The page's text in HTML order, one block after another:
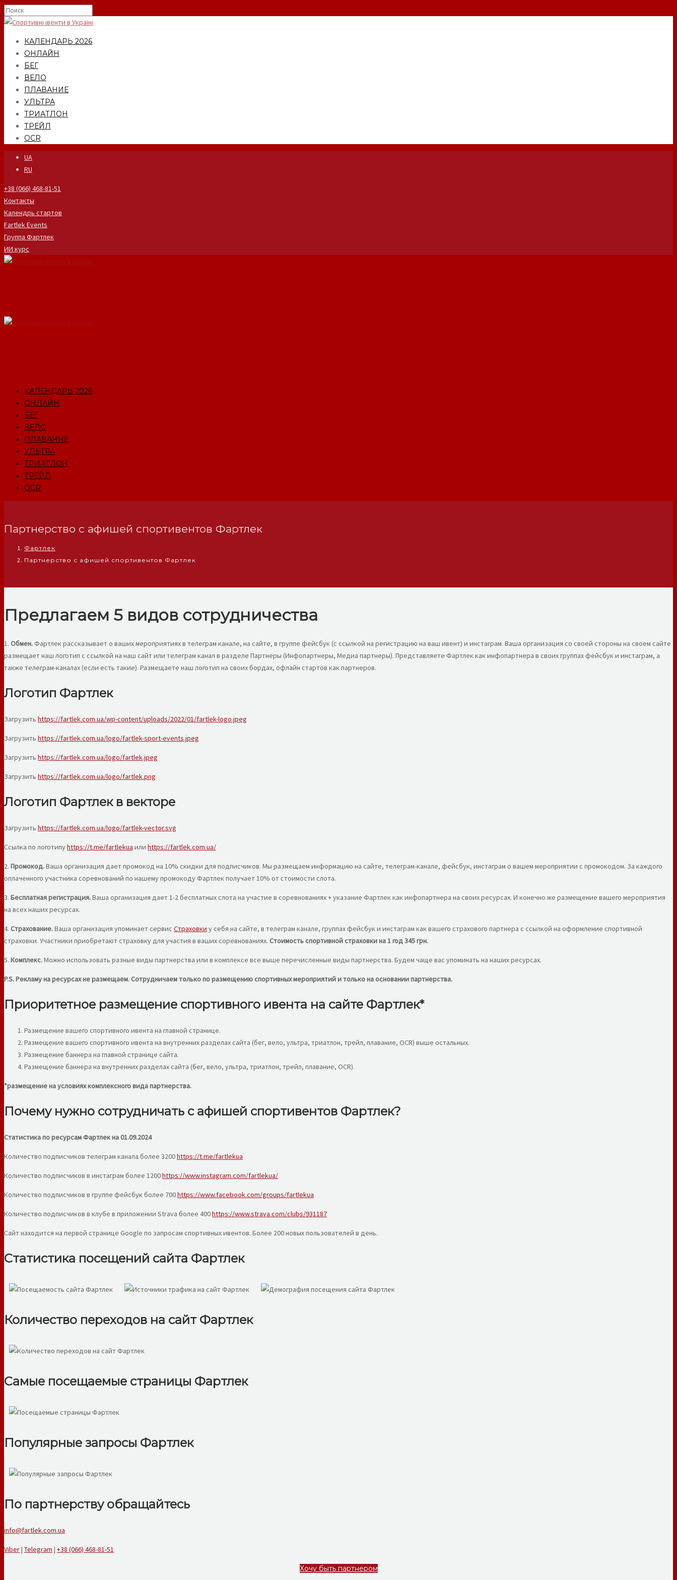
КАЛЕНДАРЬ 2026
ОНЛАЙН
БЕГ
ВЕЛО
ПЛАВАНИЕ
УЛЬТРА
ТРИАТЛОН
ТРЕЙЛ
OCR
UA
RU
+38 (066) 468-81-51
Контакты
Календрь стартов
Fartlek Events
Группа Фартлек
ИИ курс
КАЛЕНДАРЬ 2026
ОНЛАЙН
БЕГ
ВЕЛО
ПЛАВАНИЕ
УЛЬТРА
ТРИАТЛОН
ТРЕЙЛ
OCR
Партнерство с афишей спортивентов Фартлек
Фартлек
Партнерство с афишей спортивентов Фартлек
Предлагаем 5 видов сотрудничества
1. Обмен.Фартлек рассказывает о ваших мероприятиях в телеграм канале, на сайте, в группе фейсбук (с ссылкой на регистрацию на ваш ивент) и инстаграм. Ваша организация со своей стороны на своем сайте
размещает наш логотип с ссылкой на наш сайт или телеграм канал в разделе Партнеры (Инфопартнеры, Медиа партнеры). Представляете Фартлек как инфопартнера в своих группах фейсбук и инстаграм, а
также телеграм-каналах (если есть такие). Размещаете наш логотип на своих бордах, офлайн стартов как партнеров.
Логотип Фартлек
Загрузить https://fartlek.com.ua/wp-content/uploads/2022/01/fartlek-logo.jpeg
Загрузить https://fartlek.com.ua/logo/fartlek-sport-events.jpeg
Загрузить https://fartlek.com.ua/logo/fartlek.jpeg
Загрузить https://fartlek.com.ua/logo/fartlek.png
Логотип Фартлек в векторе
Загрузить https://fartlek.com.ua/logo/fartlek-vector.svg
Ссылка по логотипуhttps://t.me/fartlekua или https://fartlek.com.ua/
2. Промокод.Ваша организация дает промокод на 10% скидки для подписчиков. Мы размещаем информацию на сайте, телеграм-канале, фейсбук, инстаграм о вашем мероприятии с промокодом. За каждого
оплаченного участника соревнований по нашему промокоду Фартлек получает 10% от стоимости слота.
3. Бесплатная регистрация.Ваша организация дает 1-2 бесплатных слота на участие в соревнованиях + указание Фартлек как инфопартнера на своих ресурсах. И конечно же размещение вашего мероприятия
на всех наших ресурсах.
4. Страхование.Ваша организация упоминает сервис Страховки у себя на сайте, в телеграм канале, группах фейсбук и инстаграм как вашего страхового партнера с ссылкой на оформление спортивной
страховки. Участники приобретают страховку для участия в ваших соревнованиях. Стоимость спортивной страховки на 1 год 345 грн.
5. Комплекс.Можно использовать разные виды партнерства или в комплексе все выше перечисленные виды партнерства. Будем чаще вас упоминать на наших ресурсах.
P.S. Рекламу на ресурсах не размещаем. Сотрудничаем только по размещению спортивных мероприятий и только на основании партнерства.
Приоритетное размещение спортивного ивента на сайте Фартлек*
Размещение вашего спортивного ивента на главной странице.
Размещение вашего спортивного ивента на внутренних разделах сайта (бег, вело, ультра, триатлон, трейл, плавание, OCR) выше остальных.
Размещение баннера на главной странице сайта.
Размещение баннера на внутренних разделах сайта (бег, вело, ультра, триатлон, трейл, плавание, OCR).
*размещение на условиях комплексного вида партнерства.
Почему нужно сотрудничать с афишей спортивентов Фартлек?
Статистика по ресурсам Фартлек на 01.09.2024
Количество подписчиков телеграм канала более 3200https://t.me/fartlekua
Количество подписчиков в инстаграм более 1200https://www.instagram.com/fartlekua/
Количество подписчиков в группе фейсбук более 700https://www.facebook.com/groups/fartlekua
Количество подписчиков в клубе в приложении Strava более 400https://www.strava.com/clubs/931187
Сайт находится на первой странице Google по запросам спортивных ивентов. Более 200 новых пользователей в день.
Статистика посещений сайта Фартлек
Количество переходов на сайт Фартлек
Самые посещаемые страницы Фартлек
Популярные запросы Фартлек
По партнерству обращайтесь
info@fartlek.com.ua
Viber| Telegram | +38 (066) 468-81-51
Хочу быть партнером